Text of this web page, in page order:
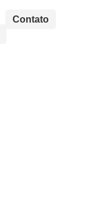
Contato